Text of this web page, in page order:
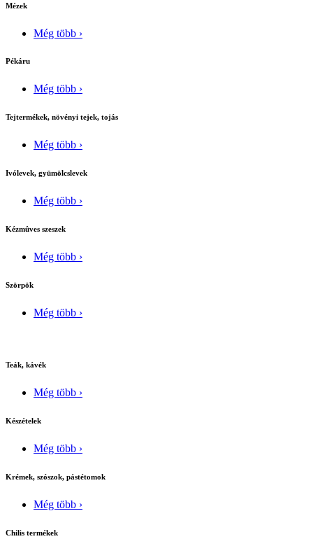
Mézek
Még több ›
Pékáru
Még több ›
Tejtermékek, növényi tejek, tojás
Még több ›
Ivólevek, gyümölcslevek
Még több ›
Kézmûves szeszek
Még több ›
Szörpök
Még több ›
Teák, kávék
Még több ›
Készételek
Még több ›
Krémek, szószok, pástétomok
Még több ›
Chilis termékek